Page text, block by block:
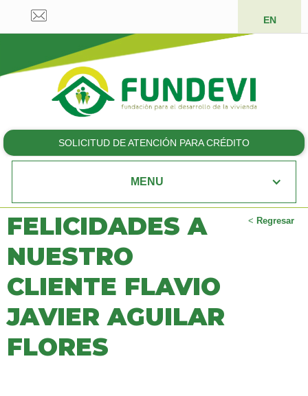
EN
SOLICITUD DE ATENCIÓN PARA CRÉDITO
MENU
< Regresar
FELICIDADES A
NUESTRO
CLIENTE FLAVIO
JAVIER AGUILAR
FLORES